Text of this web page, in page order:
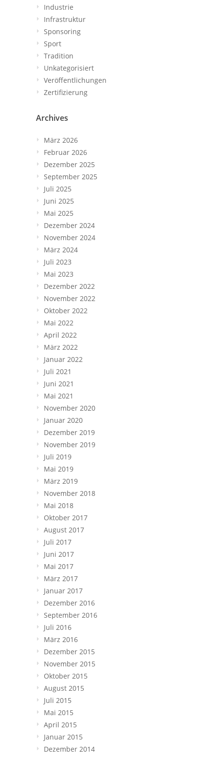
Industrie
Infrastruktur
Sponsoring
Sport
Tradition
Unkategorisiert
Veröffentlichungen
Zertifizierung
Archives
März 2026
Februar 2026
Dezember 2025
September 2025
Juli 2025
Juni 2025
Mai 2025
Dezember 2024
November 2024
März 2024
Juli 2023
Mai 2023
Dezember 2022
November 2022
Oktober 2022
Mai 2022
April 2022
März 2022
Januar 2022
Juli 2021
Juni 2021
Mai 2021
November 2020
Januar 2020
Dezember 2019
November 2019
Juli 2019
Mai 2019
März 2019
November 2018
Mai 2018
Oktober 2017
August 2017
Juli 2017
Juni 2017
Mai 2017
März 2017
Januar 2017
Dezember 2016
September 2016
Juli 2016
März 2016
Dezember 2015
November 2015
Oktober 2015
August 2015
Juli 2015
Mai 2015
April 2015
Januar 2015
Dezember 2014